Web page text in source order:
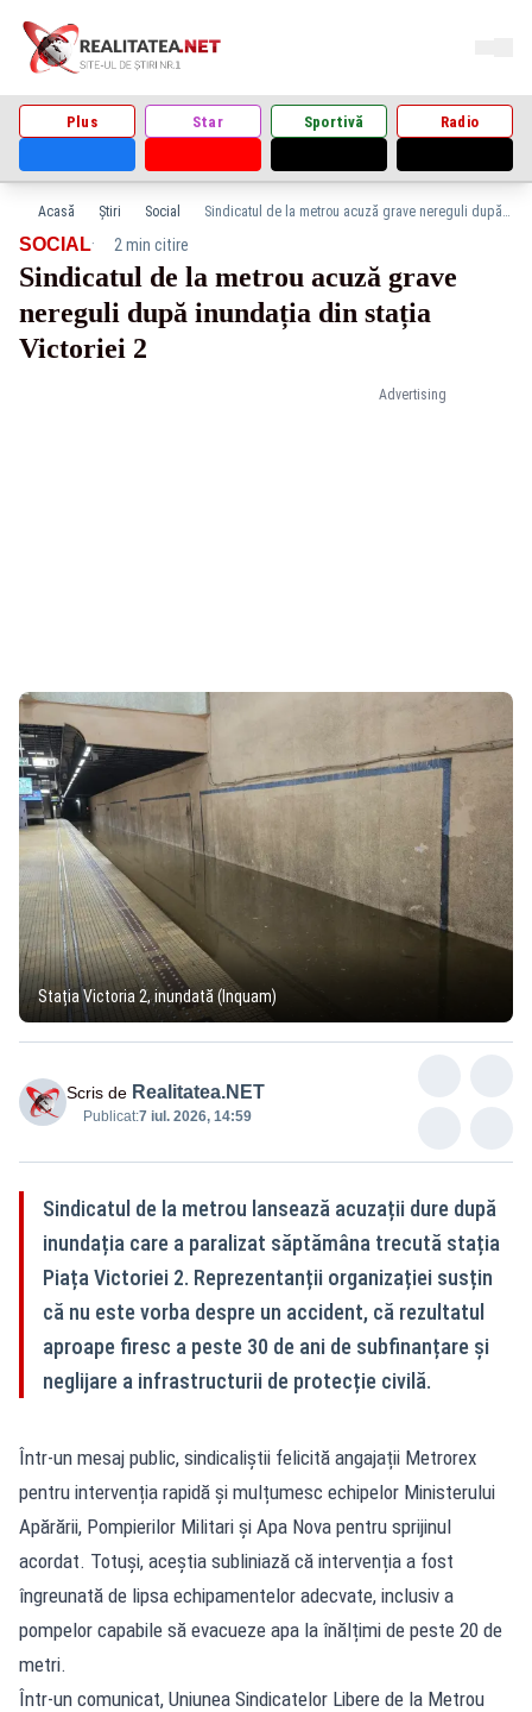
Plus Star Sportivă Radio
Acasă Știri Social Sindicatul de la metrou acuză grave nereguli după inundația din stația Victoriei 2
Advertising
SOCIAL· 2 min citire
Sindicatul de la metrou acuză grave
nereguli după inundația din stația
Victoriei 2
Stația Victoria 2, inundată (Inquam)
Scris de Realitatea.NET
Publicat:7 iul. 2026, 14:59
Sindicatul de la metrou lansează acuzații dure după
inundația care a paralizat săptămâna trecută stația
Piața Victoriei 2. Reprezentanții organizației susțin
că nu este vorba despre un accident, că rezultatul
aproape firesc a peste 30 de ani de subfinanțare și
neglijare a infrastructurii de protecție civilă.
Într-un mesaj public, sindicaliștii felicită angajații Metrorex
pentru intervenția rapidă și mulțumesc echipelor Ministerului
Apărării, Pompierilor Militari și Apa Nova pentru sprijinul
acordat. Totuși, aceștia subliniază că intervenția a fost
îngreunată de lipsa echipamentelor adecvate, inclusiv a
pompelor capabile să evacueze apa la înălțimi de peste 20 de
metri.
Într-un comunicat, Uniunea Sindicatelor Libere de la Metrou